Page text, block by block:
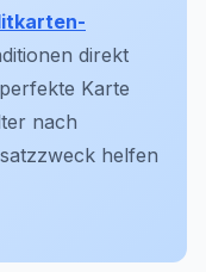
direkt
Karte
nach
helfen